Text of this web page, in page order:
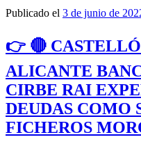
Publicado el 3 de junio de
👉 🔴
ALICANTE
CIRBE RAI
DEUDAS COMO
FICHEROS